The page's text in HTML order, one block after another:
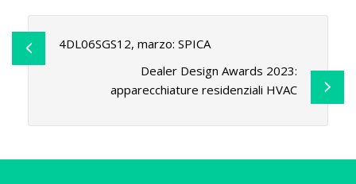
4DL06SGS12, marzo: SPICA
Dealer Design Awards 2023:
apparecchiature residenziali HVAC